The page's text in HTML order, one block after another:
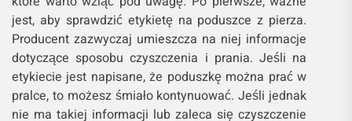
jest, aby sprawdzić etykietę na poduszce z pierza.
Producent zazwyczaj umieszcza na niej informacje
dotyczące sposobu czyszczenia i prania. Jeśli na
etykiecie jest napisane, że poduszkę można prać w
pralce, to możesz śmiało kontynuować. Jeśli jednak
nie ma takiej informacji lub zaleca się czyszczenie